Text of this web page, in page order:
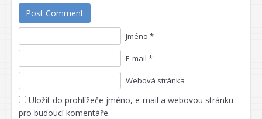
Post Comment
Jméno *
E-mail *
Webová stránka
Uložit do prohlížeče jméno, e-mail a webovou stránku
pro budoucí komentáře.